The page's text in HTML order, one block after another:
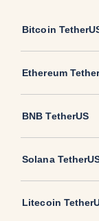
Bitcoin
Ethereum
BNB TetherUS
Solana
Litecoin